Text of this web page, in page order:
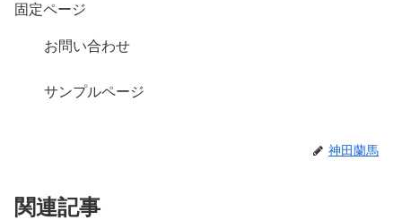
固定ページ
お問い合わせ
サンプルページ
神田蘭馬
関連記事